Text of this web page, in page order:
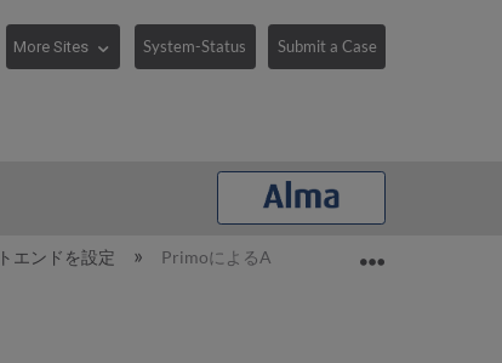
System-Status Submit a Case
エンドを設定 PrimoによるAlmaデータとサービスの配信